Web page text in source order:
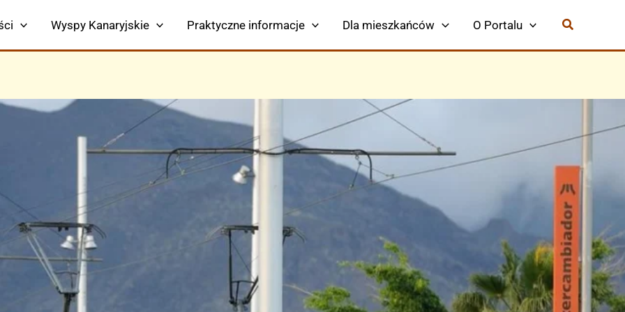
Wyspy Kanaryjskie Praktyczne informacje Dla mieszkańców O Portalu